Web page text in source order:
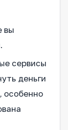
вы
сервисы
деньги
особенно